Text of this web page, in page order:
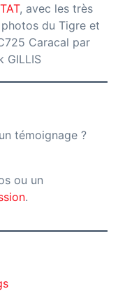
, avec les très
du Tigre et
Caracal par
GILLIS
témoignage ?
ou un
.